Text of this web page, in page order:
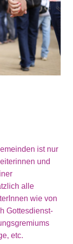
ist nur
und
alle
wie von
Gottesdienst-
etc.